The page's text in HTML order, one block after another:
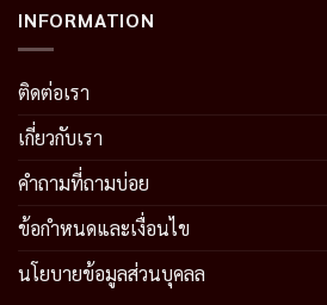
INFORMATION
ติดต่อเรา
เกี่ยวกับเรา
คำถามที่ถามบ่อย
ข้อกำหนดและเงื่อนไข
นโยบายข้อมูลส่วนบุคลล